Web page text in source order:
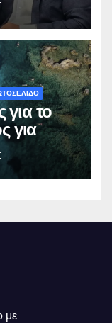
μας
για το
για
λήγει
με